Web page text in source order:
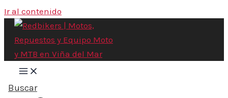
Ir al contenido
Buscar